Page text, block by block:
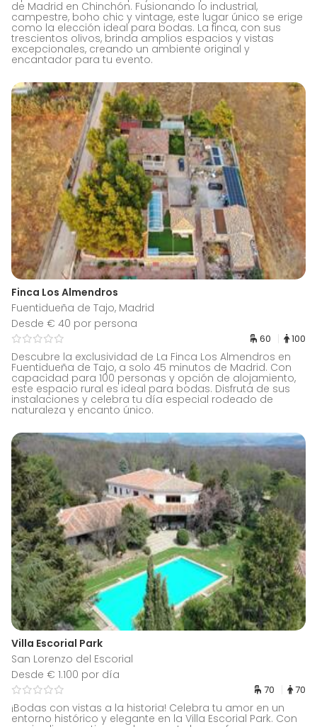
de Madrid en Chinchón. Fusionando lo industrial,
campestre, boho chic y vintage, este lugar único se erige
como la elección ideal para bodas. La finca, con sus
trescientos olivos, brinda amplios espacios y vistas
excepcionales, creando un ambiente original y
encantador para tu evento.
Finca Los Almendros
Fuentidueña de Tajo, Madrid
Desde € 40 por persona
60 100
Descubre la exclusividad de La Finca Los Almendros en
Fuentidueña de Tajo, a solo 45 minutos de Madrid. Con
capacidad para 100 personas y opción de alojamiento,
este espacio rural es ideal para bodas. Disfruta de sus
instalaciones y celebra tu día especial rodeado de
naturaleza y encanto único.
Villa Escorial Park
San Lorenzo del Escorial
Desde € 1.100 por día
70 70
¡Bodas con vistas a la historia! Celebra tu amor en un
entorno histórico y elegante en la Villa Escorial Park. Con